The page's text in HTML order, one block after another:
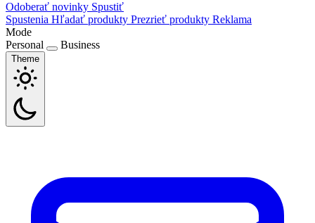
Odoberať novinky Spustiť
Spustenia Hľadať produkty Prezrieť produkty Reklama
Mode
Personal
Business
Theme